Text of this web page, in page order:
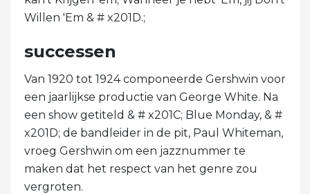
Willen 'Em & # x201D.;
successen
Van 1920 tot 1924 componeerde Gershwin voor
een jaarlijkse productie van George White. Na
een show getiteld & # x201C; Blue Monday, & #
x201D; de bandleider in de pit, Paul Whiteman,
vroeg Gershwin om een ​​jazznummer te
maken dat het respect van het genre zou
vergroten.